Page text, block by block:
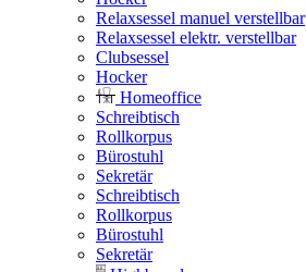
Relaxsessel manuel verstellbar
Relaxsessel elektr. verstellbar
Clubsessel
Hocker
Homeoffice
Schreibtisch
Rollkorpus
Bürostuhl
Sekretär
Schreibtisch
Rollkorpus
Bürostuhl
Sekretär